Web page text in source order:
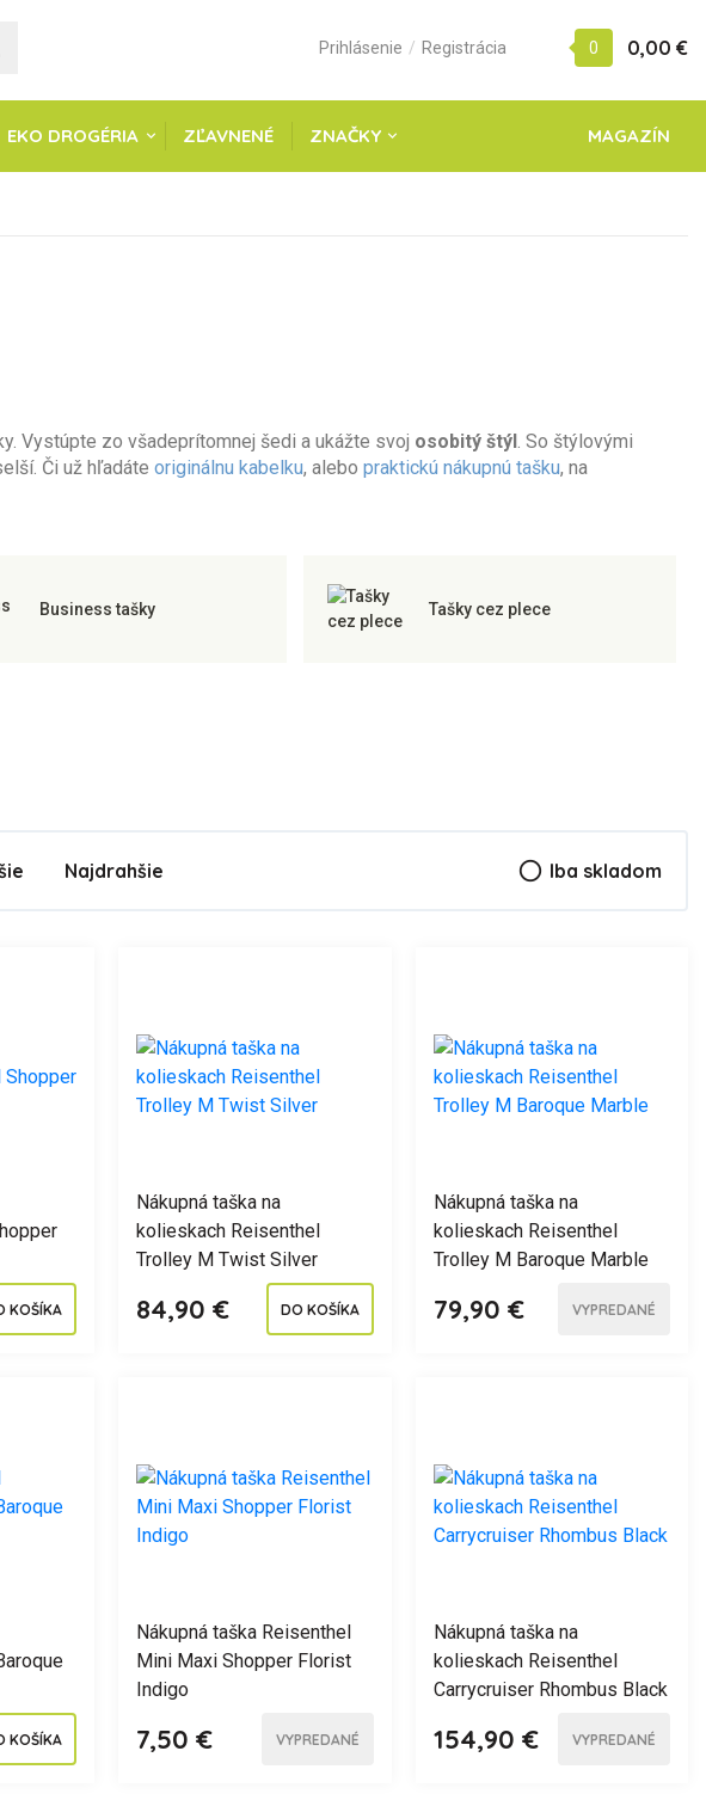
Prihlásenie / Registrácia 0 0,00 €
EKO DROGÉRIA ZĽAVNENÉ ZNAČKY MAGAZÍN
Vystúpte zo všadeprítomnej šedi a ukážte svoj osobitý štýl. So štýlovými
Či už hľadáte originálnu kabelku, alebo praktickú nákupnú tašku, na
Business tašky Tašky cez plece
Najdrahšie radio_button_unchecked Iba skladom
KOŠÍKA
Nákupná taška na
kolieskach Reisenthel
Trolley M Twist Silver
84,90 € DO KOŠÍKA
Nákupná taška na
kolieskach Reisenthel
Trolley M Baroque Marble
79,90 € VYPREDANÉ
KOŠÍKA
Nákupná taška Reisenthel
Mini Maxi Shopper Florist
Indigo
7,50 € VYPREDANÉ
Nákupná taška na
kolieskach Reisenthel
Carrycruiser Rhombus Black
154,90 € VYPREDANÉ